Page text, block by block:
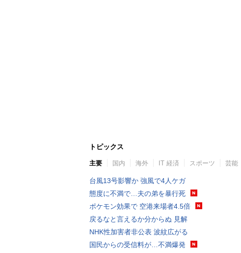
トピックス
主要 国内 海外 IT 経済 スポーツ 芸能
台風13号影響か 強風で4人ケガ
態度に不満で…夫の弟を暴行死
ポケモン効果で 空港来場者4.5倍
戻るなと言えるか分からぬ 見解
NHK性加害者非公表 波紋広がる
国民からの受信料が…不満爆発